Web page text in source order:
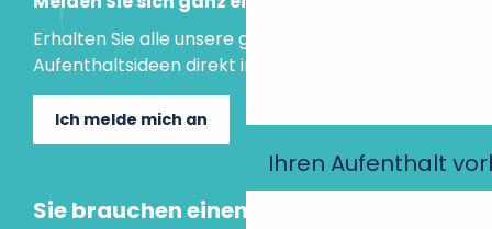
Ihren Aufenthalt
Erhalten Sie alle unsere guten Tipps und
Aufenthaltsideen direkt in Ihre Mailbox.
Ich melde mich an
Sie brauchen einen Rat?